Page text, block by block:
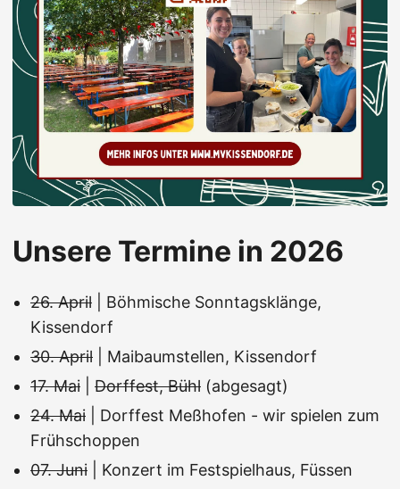
Unsere Termine in 2026
26. April | Böhmische Sonntagsklänge,
Kissendorf
30. April | Maibaumstellen, Kissendorf
17. Mai
Dorffest, Bühl (abgesagt)
24. Mai | Dorffest Meßhofen - wir spielen zum
Frühschoppen
07. Juni | Konzert im Festspielhaus, Füssen